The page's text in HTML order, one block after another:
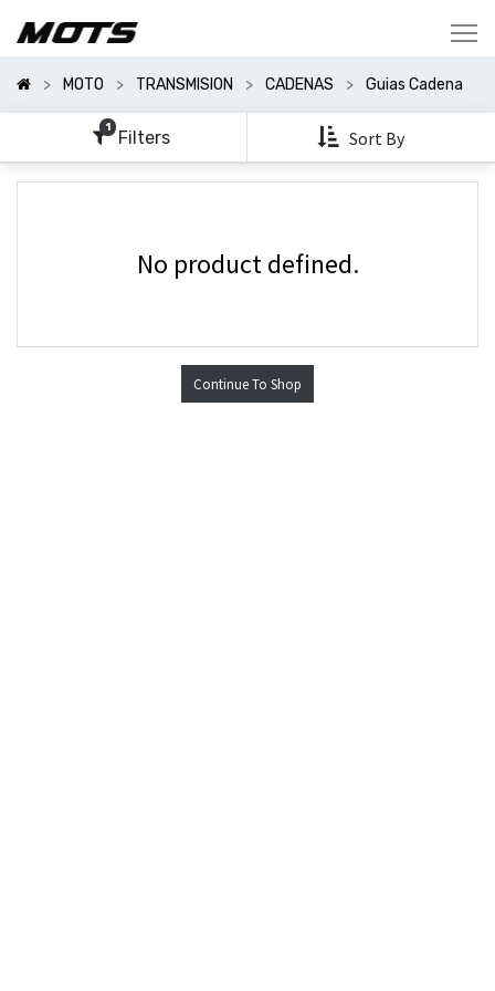
MOTO TRANSMISION CADENAS Guias Cadena
1 Filters Sort By
Categorías
Mostrar
Opciones
No product defined.
Continue To Shop